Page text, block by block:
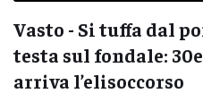
Vasto - Si tuffa dal
testa sul fondale:
arriva l’elisoccorso